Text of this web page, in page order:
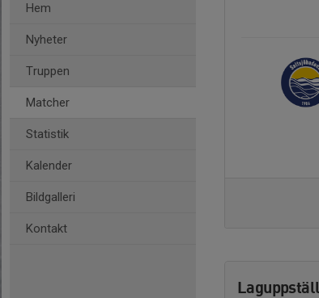
Hem
Nyheter
Truppen
Matcher
Statistik
Kalender
Bildgalleri
Kontakt